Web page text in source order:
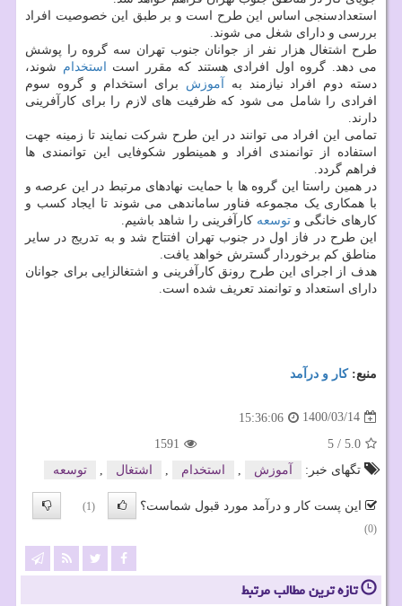
استعدادسنجی اساس این طرح است و بر طبق این خصوصیت افراد
بررسی و دارای شغل می شوند.
طرح اشتغال هزار نفر از جوانان جنوب تهران سه گروه را پوشش
می دهد. گروه اول افرادی هستند که مقرر است استخدام شوند،
دسته دوم افراد نیازمند به آموزش برای استخدام و گروه سوم
افرادی را شامل می شود که ظرفیت های لازم را برای کارآفرینی
دارند.
تمامی این افراد می توانند در این طرح شرکت نمایند تا زمینه جهت
استفاده از توانمندی افراد و همینطور شکوفایی این توانمندی ها
فراهم گردد.
در همین راستا این گروه ها با حمایت نهادهای مرتبط در این عرصه و
با همکاری یک مجموعه فناور ساماندهی می شوند تا ایجاد کسب و
کارهای خانگی و توسعه کارآفرینی را شاهد باشیم.
این طرح در فاز اول در جنوب تهران افتتاح شد و به تدریج در سایر
مناطق کم برخوردار گسترش خواهد یافت.
هدف از اجرای این طرح رونق کارآفرینی و اشتغالزایی برای جوانان
دارای استعداد و توانمند تعریف شده است.
منبع:كار و درآمد
1400/03/14
15:36:06
5.0
/
5
1591
تگهای خبر:
آموزش , استخدام , اشتغال , توسعه
این پست کار و درآمد مورد قبول شماست؟
(1)
(0)
تازه ترین مطالب مرتبط